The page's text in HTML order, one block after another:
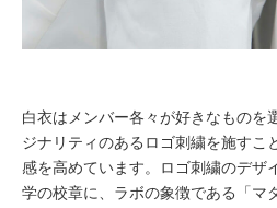
白衣はメンバー各々が好きなものを
ジナリティのあるロゴ刺繍を施すこ
感を高めています。ロゴ刺繍のデザ
学の校章に、ラボの象徴である「マ